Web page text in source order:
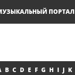
ПОРТАЛ
B C D E F G H I J K